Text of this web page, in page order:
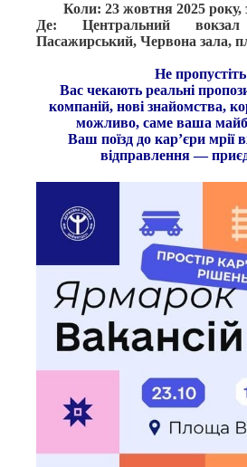
Коли: 23 жовтня 2025 року,
Де: Центральний
Пасажирський, Червона зала,
Не
Вас чекають реальні
компаній, нові знайомства,
можливо, саме ваша
Ваш поїзд до кар’єри мрії
відправлення —